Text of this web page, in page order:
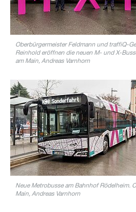
Oberbürgermeister Feldmann und traffiQ-
Reinhold eröffnen die neuen M- und X-
am Main, Andreas Varnhorn
Neue Metrobusse am Bahnhof Rödelheim.
Main, Andreas Varnhorn